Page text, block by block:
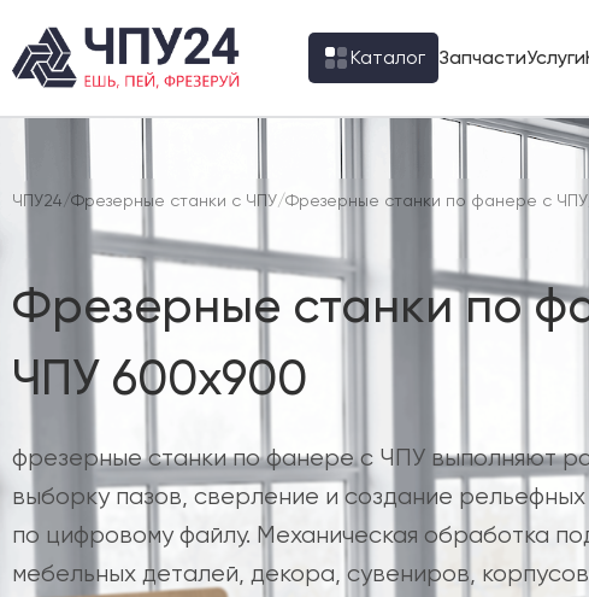
Каталог ЗапчастиУслуги
ЧПУ24/Фрезерные станки с ЧПУ/Фрезерные станки по фанере с ЧПУ
Фрезерные станки по
ЧПУ 600х900
фрезерные станки по фанере с ЧПУ выполняют
выборку пазов, сверление и создание
по цифровому файлу. Механическая обработка
мебельных деталей, декора, сувениров,